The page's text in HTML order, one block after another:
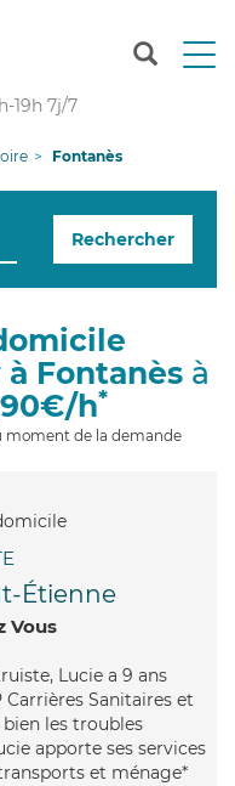
T
n
g
i
19h 7j/7
Fontanès
Rechercher
à Fontanès à
h*
moment de la demande
Étienne
Vous
Lucie a 9 ans
Sanitaires et
bien les troubles
apporte ses services
et ménage*